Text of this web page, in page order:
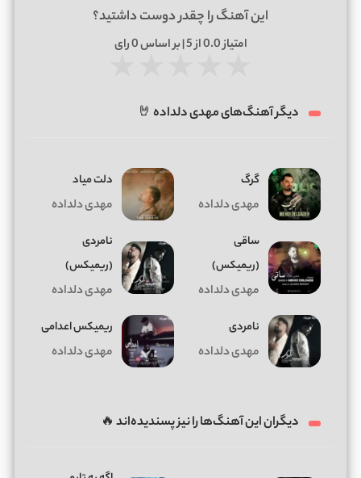
این آهنگ را چقدر دوست داشتید؟
امتیاز0.0از 5 | بر اساس 0رای
دیگر آهنگ‌های مهدی دلداده 🤘
گرگ
مهدی دلداده
دلت میاد
مهدی دلداده
ساقی
(ریمیکس)
مهدی دلداده
نامردی
(ریمیکس)
مهدی دلداده
نامردی
مهدی دلداده
ریمیکس اعدامی
مهدی دلداده
دیگران این آهنگ‌ها را نیز پسندیده‌اند 🔥